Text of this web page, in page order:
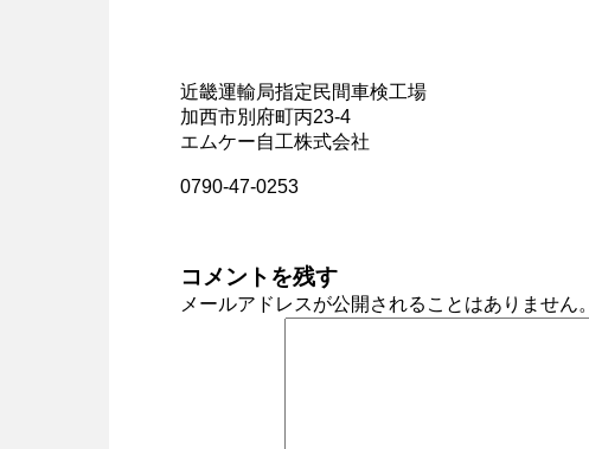
近畿運輸局指定民間車検工場
加西市別府町丙23-4
エムケー自工株式会社
0790-47-0253
コメントを残す
メールアドレスが公開されることはありません。